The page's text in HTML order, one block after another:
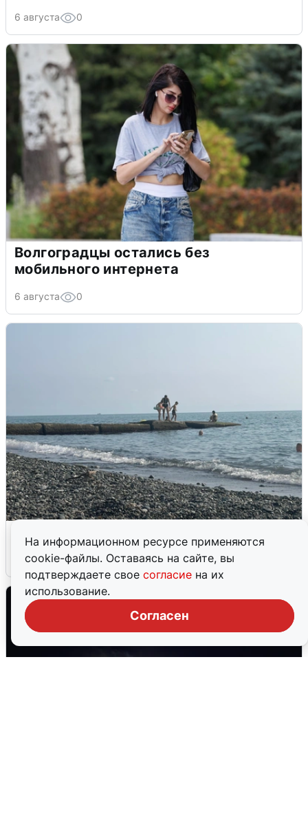
На информационном ресурсе применяются
cookie-файлы. Оставаясь на сайте, вы
подтверждаете свое согласие на их
использование.
Согласен
6 августа 0
Волгоградцы остались без
мобильного интернета
6 августа 0
6 августа 0